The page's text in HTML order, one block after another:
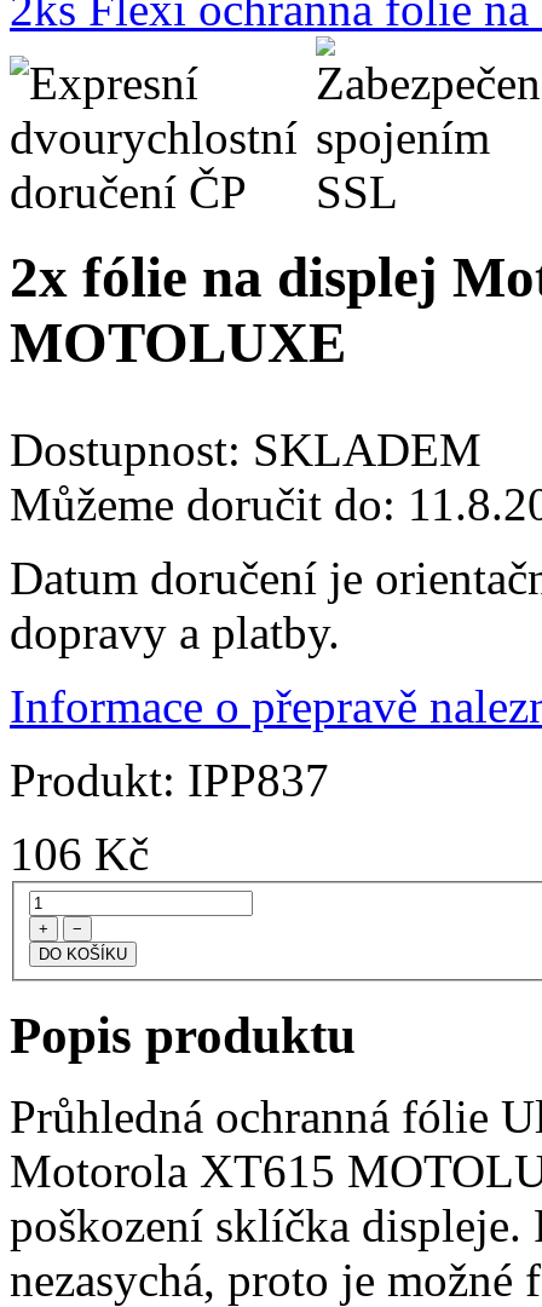
2x fólie na displej
MOTOLUXE
Dostupnost: SKLADEM
Můžeme doručit do:
Datum doručení je
dopravy a platby.
Informace o přepravě
Produkt: IPP837
106 Kč
+ −
Popis produktu
Průhledná ochranná fólie
Motorola XT615
poškození sklíčka
nezasychá, proto je